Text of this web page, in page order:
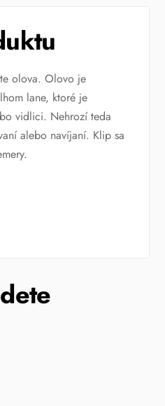
olova. Olovo je
lane, ktoré je
vidlici. Nehrozí teda
alebo navíjaní. Klip sa